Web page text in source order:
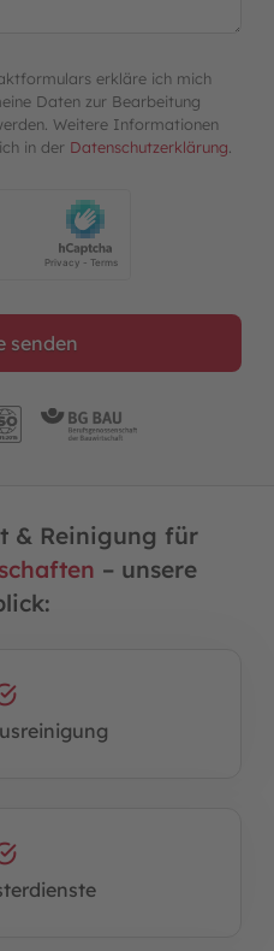
erkläre ich mich
Daten zur Bearbeitung
Weitere Informationen
in der Datenschutzerklärung
senden
& Reinigung für
– unsere